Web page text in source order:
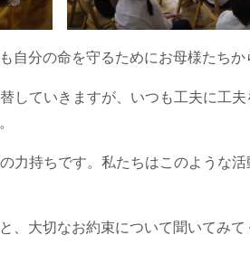
自分の命を守るためにお母様たちか
していきますが、いつも工夫に工
力持ちです。私たちはこのような
大切なお約束について聞いてみて